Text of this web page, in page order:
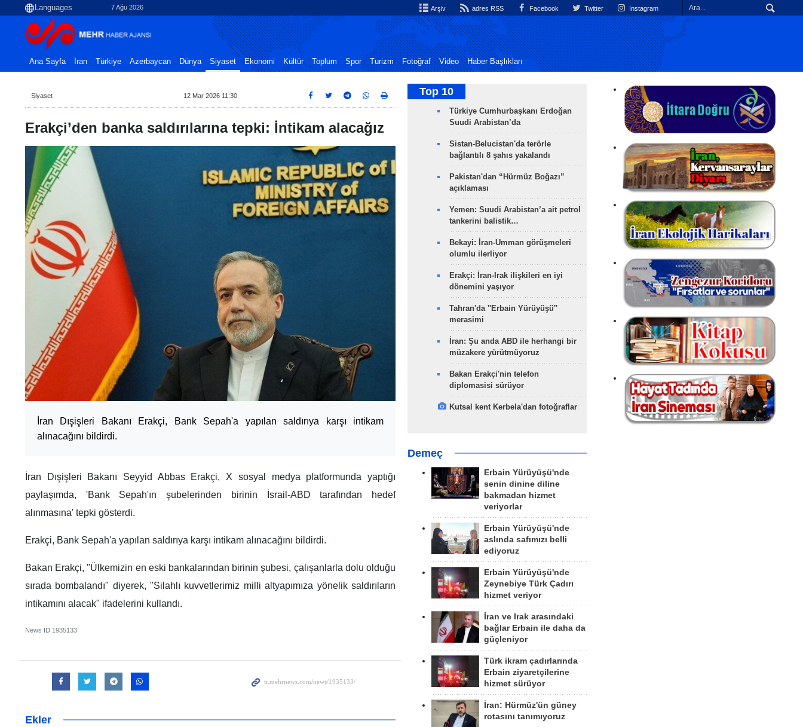
7 Ağu 2026 Arşiv adres RSS Facebook Twitter Instagram
Ana Sayfa İran Türkiye Azerbaycan Dünya Siyaset Ekonomi Kültür Toplum Spor Turizm Fotoğraf Video Haber Başlıkları
Siyaset 12 Mar 2026 11:30
Erakçi’den banka saldırılarına tepki: İntikam alacağız
İran Dışişleri Bakanı Erakçi, Bank Sepah'a yapılan saldırıya karşı intikam
alınacağını bildirdi.
İran Dışişleri Bakanı Seyyid Abbas Erakçi, X sosyal medya platformunda yaptığı
paylaşımda, 'Bank Sepah'ın şubelerinden birinin İsrail-ABD tarafından hedef
alınmasına' tepki gösterdi.
Erakçi, Bank Sepah'a yapılan saldırıya karşı intikam alınacağını bildirdi.
Bakan Erakçi, "Ülkemizin en eski bankalarından birinin şubesi, çalışanlarla dolu olduğu
sırada bombalandı" diyerek, "Silahlı kuvvetlerimiz milli altyapımıza yönelik saldırıların
intikamını alacak" ifadelerini kullandı.
News ID 1935133
Ekler
Top 10
Türkiye Cumhurbaşkanı Erdoğan
Suudi Arabistan’da
Sistan-Belucistan'da terörle
bağlantılı 8 şahıs yakalandı
Pakistan'dan “Hürmüz Boğazı”
açıklaması
Yemen: Suudi Arabistan’a ait petrol
tankerini balistik…
Bekayi: İran-Umman görüşmeleri
olumlu ilerliyor
Erakçi: İran-Irak ilişkileri en iyi
dönemini yaşıyor
Tahran'da ''Erbain Yürüyüşü''
merasimi
İran: Şu anda ABD ile herhangi bir
müzakere yürütmüyoruz
Bakan Erakçi'nin telefon
diplomasisi sürüyor
Kutsal kent Kerbela'dan fotoğraflar
Demeç
Erbain Yürüyüşü'nde
senin dinine diline
bakmadan hizmet
veriyorlar
Erbain Yürüyüşü'nde
aslında safımızı belli
ediyoruz
Erbain Yürüyüşü'nde
Zeynebiye Türk Çadırı
hizmet veriyor
İran ve Irak arasındaki
bağlar Erbain ile daha da
güçleniyor
Türk ikram çadırlarında
Erbain ziyaretçilerine
hizmet sürüyor
İran: Hürmüz'ün güney
rotasını tanımıyoruz